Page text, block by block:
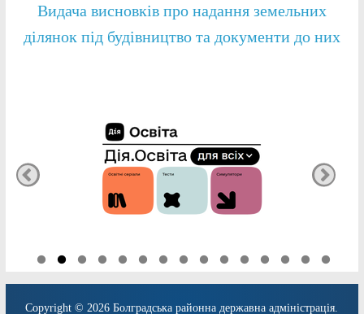
Видача висновків про надання земельних
ділянок під будівництво та документи до них
Copyright © 2026Болградська районна державна адміністрація